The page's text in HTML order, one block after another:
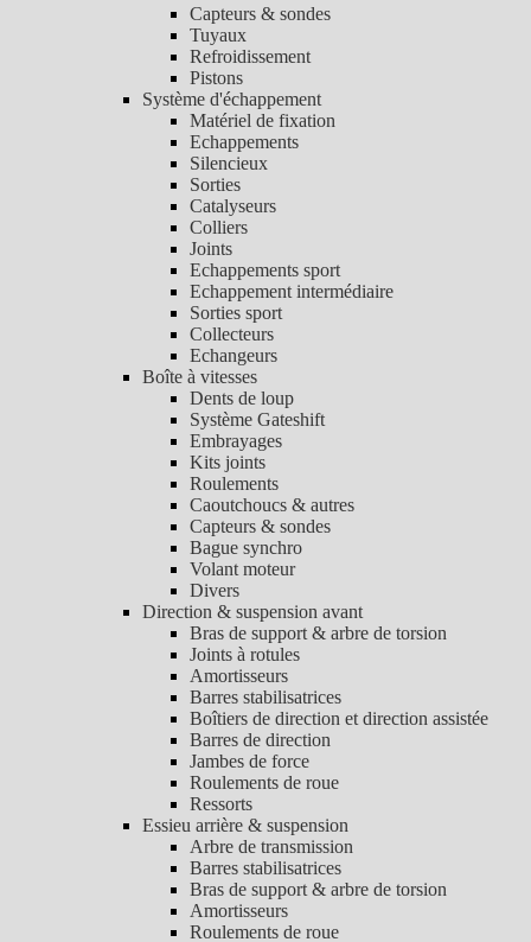
Capteurs & sondes
Tuyaux
Refroidissement
Pistons
Système d'échappement
Matériel de fixation
Echappements
Silencieux
Sorties
Catalyseurs
Colliers
Joints
Echappements sport
Echappement intermédiaire
Sorties sport
Collecteurs
Echangeurs
Boîte à vitesses
Dents de loup
Système Gateshift
Embrayages
Kits joints
Roulements
Caoutchoucs & autres
Capteurs & sondes
Bague synchro
Volant moteur
Divers
Direction & suspension avant
Bras de support & arbre de torsion
Joints à rotules
Amortisseurs
Barres stabilisatrices
Boîtiers de direction et direction assistée
Barres de direction
Jambes de force
Roulements de roue
Ressorts
Essieu arrière & suspension
Arbre de transmission
Barres stabilisatrices
Bras de support & arbre de torsion
Amortisseurs
Roulements de roue